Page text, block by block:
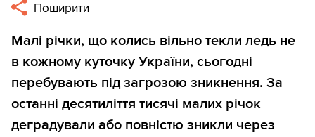
Поширити
Малі річки, що колись вільно текли ледь не
в кожному куточку України, сьогодні
перебувають під загрозою зникнення. За
останні десятиліття тисячі малих річок
деградували або повністю зникли через